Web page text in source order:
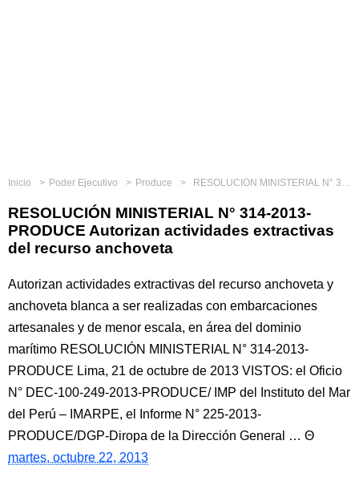
Inicio Poder Ejecutivo Produce RESOLUCIÓN MINISTERIAL N° 314-2013-PRODUCE Autorizan actividades extractivas del recurso anchoveta
RESOLUCIÓN MINISTERIAL N° 314-2013-
PRODUCE Autorizan actividades extractivas
del recurso anchoveta
Autorizan actividades extractivas del recurso anchoveta y
anchoveta blanca a ser realizadas con embarcaciones
artesanales y de menor escala, en área del dominio
marítimo RESOLUCIÓN MINISTERIAL N° 314-2013-
PRODUCE Lima, 21 de octubre de 2013 VISTOS: el Oficio
N° DEC-100-249-2013-PRODUCE/ IMP del Instituto del Mar
del Perú – IMARPE, el Informe N° 225-2013-
PRODUCE/DGP-Diropa de la Dirección General …
martes, octubre 22, 2013